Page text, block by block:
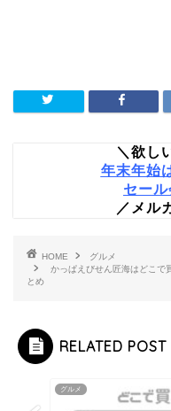
＼欲し
年末年始
セール
／メル
HOME
グルメ
かっぱえびせん匠海はどこで
とめ
RELATED POST
グルメ